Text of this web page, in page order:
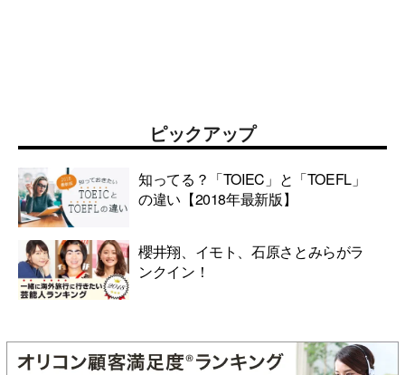
ピックアップ
知ってる？「TOIEC」と「TOEFL」
の違い【2018年最新版】
櫻井翔、イモト、石原さとみらがラ
ンクイン！